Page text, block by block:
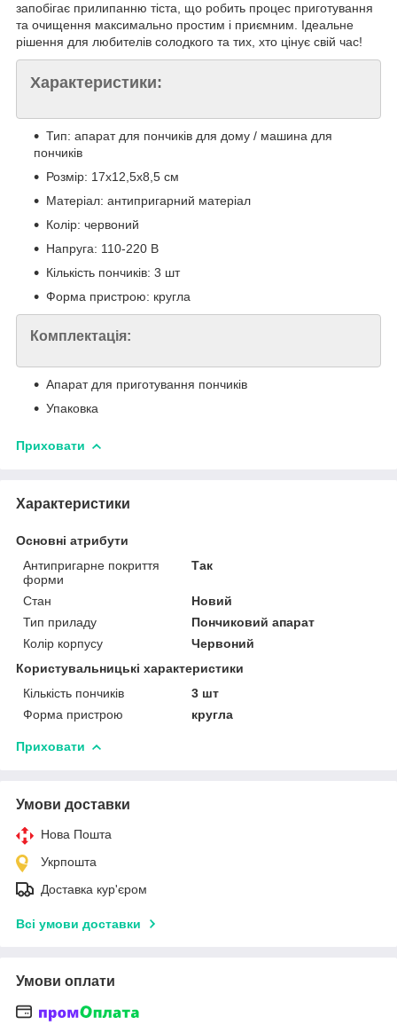
запобігає прилипанню тіста, що робить процес приготування
та очищення максимально простим і приємним. Ідеальне
рішення для любителів солодкого та тих, хто цінує свій час!
Характеристики:
Тип: апарат для пончиків для дому / машина для
пончиків
Розмір: 17х12,5х8,5 см
Матеріал: антипригарний матеріал
Колір: червоний
Напруга: 110-220 В
Кількість пончиків: 3 шт
Форма пристрою: кругла
Комплектація:
Апарат для приготування пончиків
Упаковка
Приховати
Характеристики
Основні атрибути
Антипригарне покриття
форми
Так
Стан
Новий
Тип приладу
Пончиковий апарат
Колір корпусу
Червоний
Користувальницькі характеристики
Кількість пончиків
3 шт
Форма пристрою
кругла
Приховати
Умови доставки
Нова Пошта
Укрпошта
Доставка кур'єром
Всі умови доставки
Умови оплати